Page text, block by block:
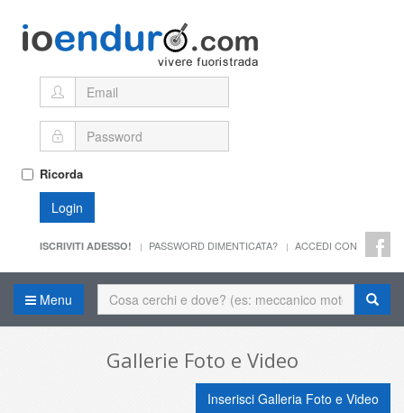
Ricorda
Login
ISCRIVITI ADESSO! PASSWORD DIMENTICATA? ACCEDI CON
Menu
Gallerie Foto e Video
Inserisci Galleria Foto e Video